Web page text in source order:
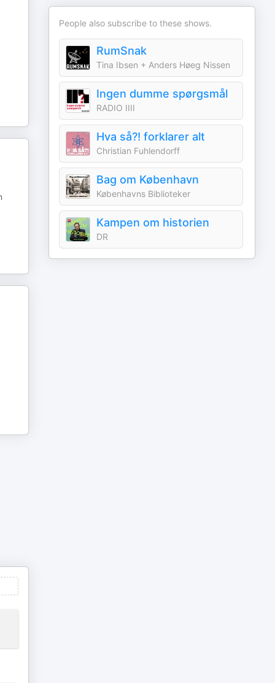
People also subscribe to these shows.
RumSnak
Tina Ibsen + Anders Høeg Nissen
Ingen dumme spørgsmål
RADIO IIII
Hva så?! forklarer alt
Christian Fuhlendorff
Bag om København
Københavns Biblioteker
Kampen om historien
DR